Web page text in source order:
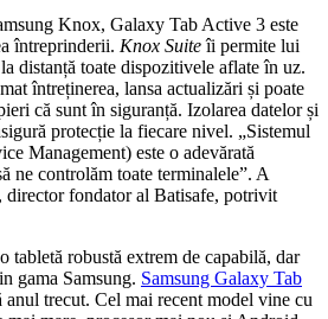
Knox, Galaxy Tab Active 3 este
întreprinderii. Knox Suiteîi permite lui
distanță toate dispozitivele aflate în uz.
întreținerea, lansa actualizări și poate
că sunt în siguranță. Izolarea datelor și
protecție la fiecare nivel. „Sistemul
Management) este o adevărată
ne controlăm toate terminalele”. A
director fondator al Batisafe, potrivit
tabletă robustă extrem de capabilă, dar
gama Samsung. Samsung Galaxy Tab
anul trecut. Cel mai recent model vine cu